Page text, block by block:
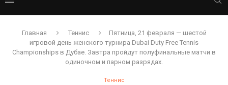
Главная Теннис
Пятница, 21 февраля — шестой
игровой день женского турнира Dubai Duty Free Tennis
Championships в Дубае. Завтра пройдут полуфинальные матчи в
одиночном и парном разрядах.
Теннис